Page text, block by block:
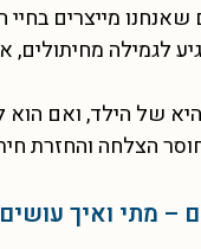
שאנחנו מייצרים
לגמילה מחיתולים,
היא של הילד, ואם
הצלחה והחזרת
– מתי ואיך